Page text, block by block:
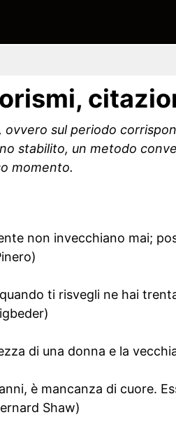
ovvero sul periodo
stabilito, un metodo
momento.
non invecchiano mai;
quando ti risvegli ne hai
di una donna e la
è mancanza di cuore.
Shaw)